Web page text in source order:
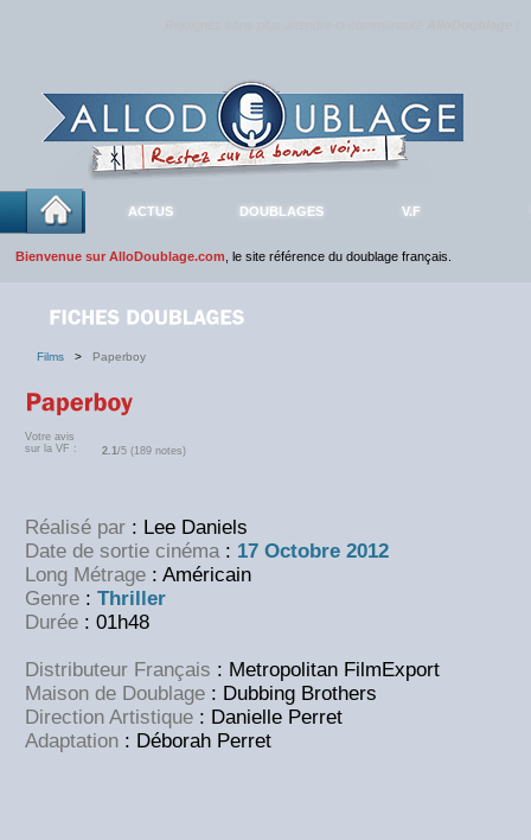
ACTUS DOUBLAGES V.F
Bienvenue sur AlloDoublage.com , le site référence du doublage français.
Films > Paperboy
Votre avis
sur la VF :
2.1/5 (189 notes)
Réalisé par : Lee Daniels
Date de sortie cinéma : 17 Octobre 2012
Long Métrage : Américain
Genre : Thriller
Durée : 01h48
Distributeur Français : Metropolitan FilmExport
Maison de Doublage : Dubbing Brothers
Direction Artistique : Danielle Perret
Adaptation : Déborah Perret